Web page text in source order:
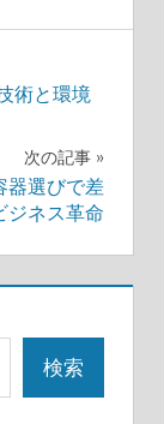
術と環境
次の記事
器選びで差
ジネス革命
検索